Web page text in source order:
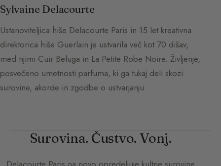
Sylvaine Delacourte
Ustanoviteljica hiše Delacourte Paris in 15 let kreativna
direktorica hiše Guerlain je ustvarila več kot 70 dišav,
med njimi Cuir Beluga in La Petite Robe Noire. Življenje,
posvečeno umetnosti parfuma, ki ga tukaj deli skozi
surovine, akorde in zgodbe o ustvarjanju.
Surovina. Čustvo. Vonj.